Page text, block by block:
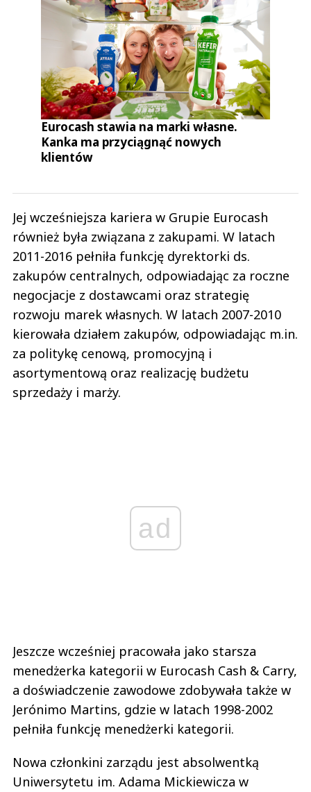
Eurocash stawia na marki własne.
Kanka ma przyciągnąć nowych
klientów
Jej wcześniejsza kariera w Grupie Eurocash
również była związana z zakupami. W latach
2011-2016 pełniła funkcję dyrektorki ds.
zakupów centralnych, odpowiadając za roczne
negocjacje z dostawcami oraz strategię
rozwoju marek własnych. W latach 2007-2010
kierowała działem zakupów, odpowiadając m.in.
za politykę cenową, promocyjną i
asortymentową oraz realizację budżetu
sprzedaży i marży.
ad
Jeszcze wcześniej pracowała jako starsza
menedżerka kategorii w Eurocash Cash & Carry,
a doświadczenie zawodowe zdobywała także w
Jerónimo Martins, gdzie w latach 1998-2002
pełniła funkcję menedżerki kategorii.
Nowa członkini zarządu jest absolwentką
Uniwersytetu im. Adama Mickiewicza w